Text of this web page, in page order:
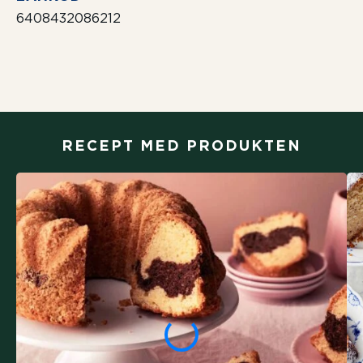
6408432086212
RECEPT MED PRODUKTEN